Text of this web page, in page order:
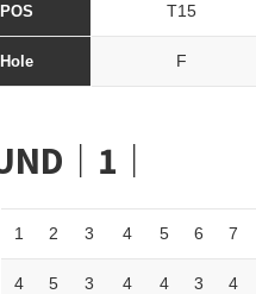
POS T15
Hole F
｜1｜
1 2 3 4 5 6 7
4 5 3 4 4 3 4